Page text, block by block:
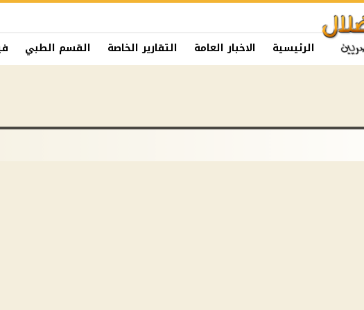
الرئيسية الاخبار العامة التقارير الخاصة القسم الطبي